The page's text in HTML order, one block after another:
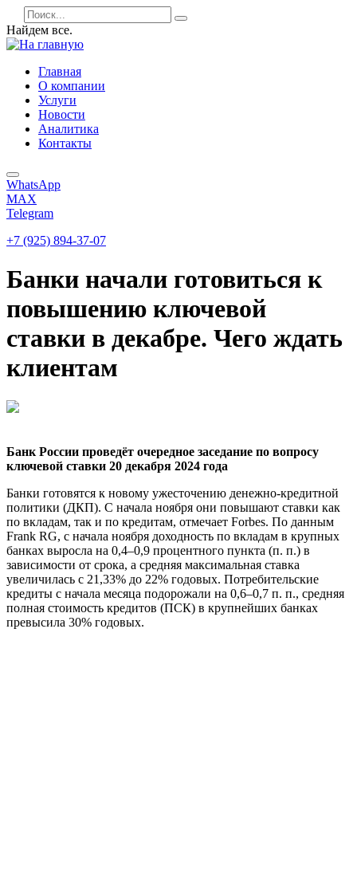
Найдем все.
Главная
О компании
Услуги
Новости
Аналитика
Контакты
WhatsApp
MAX
Telegram
+7 (925) 894-37-07
Банки начали готовиться к
повышению ключевой
ставки в декабре. Чего ждать
клиентам
Банк России проведёт очередное заседание по вопросу
ключевой ставки 20 декабря 2024 года
Банки готовятся к новому ужесточению денежно-кредитной
политики (ДКП). С начала ноября они повышают ставки как
по вкладам, так и по кредитам, отмечает Forbes. По данным
Frank RG, с начала ноября доходность по вкладам в крупных
банках выросла на 0,4–0,9 процентного пункта (п. п.) в
зависимости от срока, а средняя максимальная ставка
увеличилась с 21,33% до 22% годовых. Потребительские
кредиты с начала месяца подорожали на 0,6–0,7 п. п., средняя
полная стоимость кредитов (ПСК) в крупнейших банках
превысила 30% годовых.